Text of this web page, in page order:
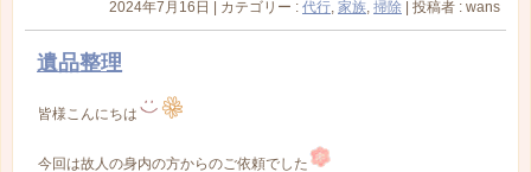
2024年7月16日 カテゴリー : 代行, 家族, 掃除 投稿者 : wans
遺品整理
皆様こんにちは
今回は故人の身内の方からのご依頼でした